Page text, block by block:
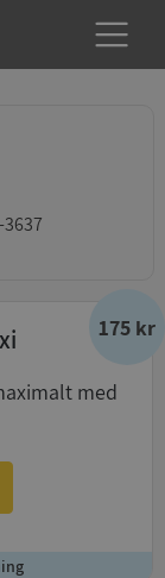
175 kr
med